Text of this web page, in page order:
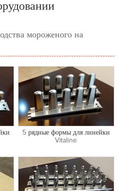
мороженого на
5 рядные формы для линейки
Vitaline